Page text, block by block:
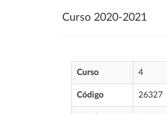
Curso 2020-2021
Curso 4
Código 26327